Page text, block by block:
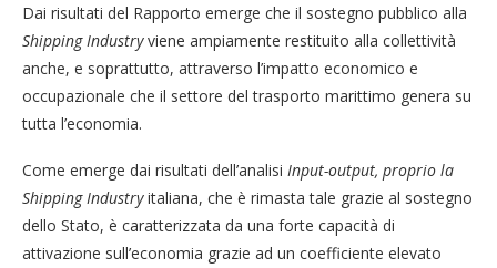
Dai risultati del Rapporto emerge che il sostegno pubblico alla
Shipping Industryviene ampiamente restituito alla collettività
anche, e soprattutto, attraverso l’impatto economico e
occupazionale che il settore del trasporto marittimo genera su
tutta l’economia.
Come emerge dai risultati dell’analisi Input-output, proprio la
Shipping Industryitaliana, che è rimasta tale grazie al sostegno
dello Stato, è caratterizzata da una forte capacità di
attivazione sull’economia grazie ad un coefficiente elevato